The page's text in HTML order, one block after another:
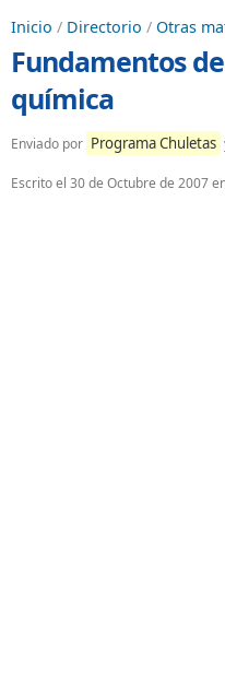
Inicio / Directorio / Otras
Fundamentos
química
Enviado por Programa Chuletas
Escrito el 30 de Octubre de 2007